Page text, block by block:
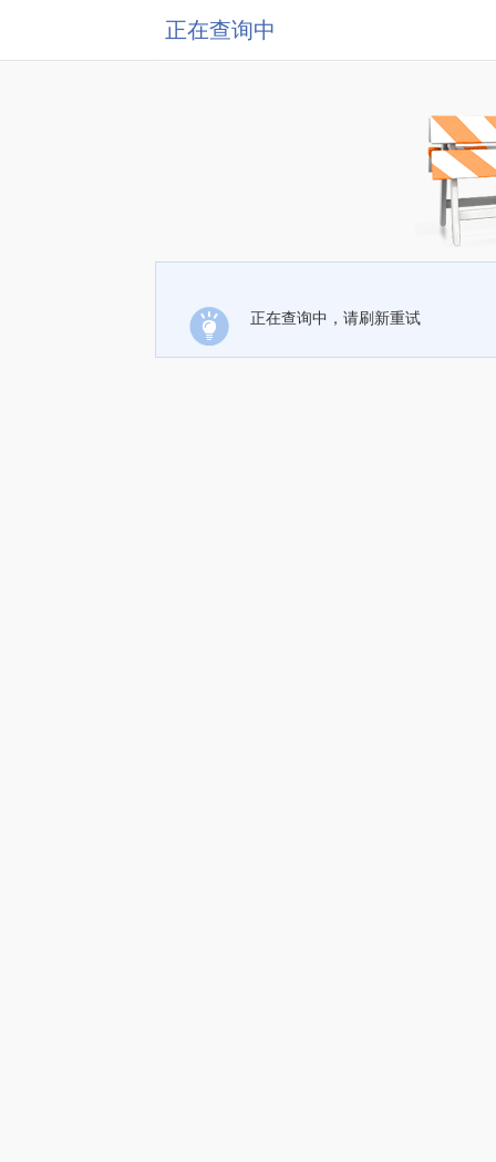
正在查询中
正在查询中，请刷新重试